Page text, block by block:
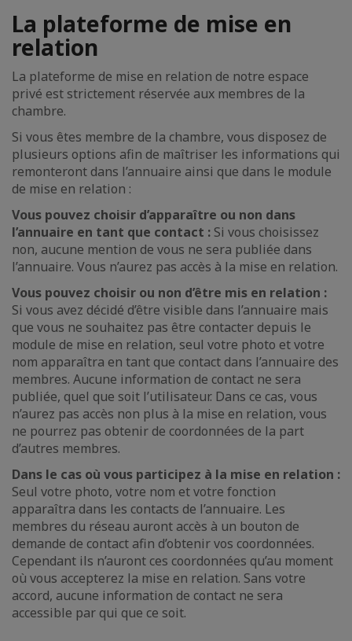
La plateforme de mise en
relation
La plateforme de mise en relation de notre espace
privé est strictement réservée aux membres de la
chambre.
Si vous êtes membre de la chambre, vous disposez de
plusieurs options afin de maîtriser les informations qui
remonteront dans l’annuaire ainsi que dans le module
de mise en relation :
Vous pouvez choisir d’apparaître ou non dans
l’annuaire en tant que contact : Si vous choisissez
non, aucune mention de vous ne sera publiée dans
l’annuaire. Vous n’aurez pas accès à la mise en relation.
Vous pouvez choisir ou non d’être mis en relation :
Si vous avez décidé d’être visible dans l’annuaire mais
que vous ne souhaitez pas être contacter depuis le
module de mise en relation, seul votre photo et votre
nom apparaîtra en tant que contact dans l’annuaire des
membres. Aucune information de contact ne sera
publiée, quel que soit l’utilisateur. Dans ce cas, vous
n’aurez pas accès non plus à la mise en relation, vous
ne pourrez pas obtenir de coordonnées de la part
d’autres membres.
Dans le cas où vous participez à la mise en relation :
Seul votre photo, votre nom et votre fonction
apparaîtra dans les contacts de l’annuaire. Les
membres du réseau auront accès à un bouton de
demande de contact afin d’obtenir vos coordonnées.
Cependant ils n’auront ces coordonnées qu’au moment
où vous accepterez la mise en relation. Sans votre
accord, aucune information de contact ne sera
accessible par qui que ce soit.